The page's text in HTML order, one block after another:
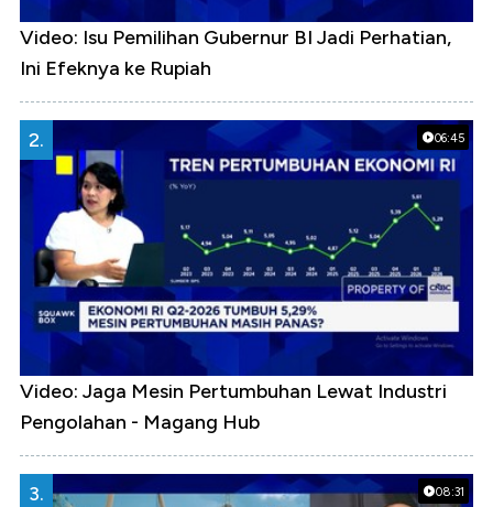
Video: Isu Pemilihan Gubernur BI Jadi Perhatian,
Ini Efeknya ke Rupiah
06:45
2.
Video: Jaga Mesin Pertumbuhan Lewat Industri
Pengolahan - Magang Hub
08:31
3.